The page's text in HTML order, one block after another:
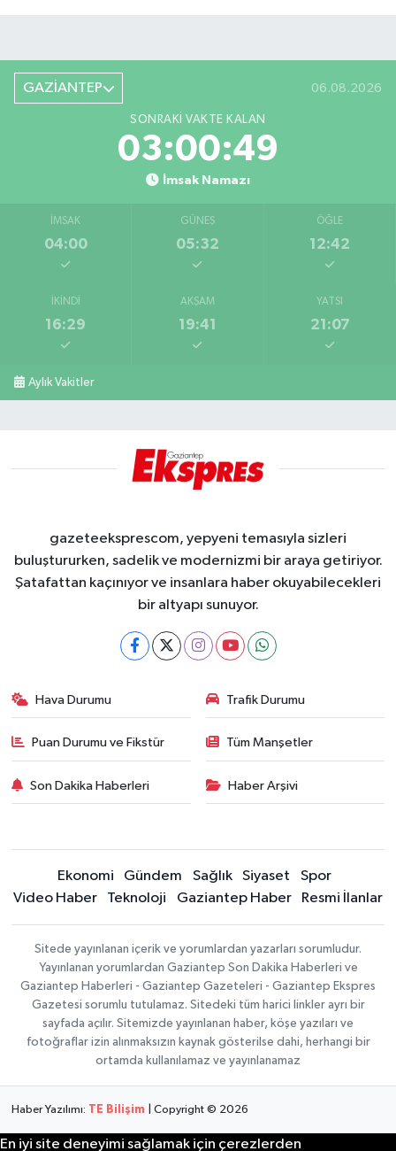
GAZİANTEP 06.08.2026
SONRAKI VAKTE KALAN
03:00:49
İmsak Namazı
İMSAK
04:00
GÜNEŞ
05:32
ÖĞLE
12:42
İKINDI
16:29
AKŞAM
19:41
YATSI
21:07
Aylık Vakitler
gazeteeksprescom, yepyeni temasıyla sizleri
buluştururken, sadelik ve modernizmi bir araya getiriyor.
Şatafattan kaçınıyor ve insanlara haber okuyabilecekleri
bir altyapı sunuyor.
Hava Durumu Trafik Durumu
Puan Durumu ve Fikstür Tüm Manşetler
Son Dakika Haberleri Haber Arşivi
Ekonomi Gündem Sağlık Siyaset
Spor
Video Haber
Teknoloji Gaziantep Haber Resmi İlanlar
Sitede yayınlanan içerik ve yorumlardan yazarları sorumludur.
Yayınlanan yorumlardan Gaziantep Son Dakika Haberleri ve
Gaziantep Haberleri - Gaziantep Gazeteleri - Gaziantep Ekspres
Gazetesi sorumlu tutulamaz. Sitedeki tüm harici linkler ayrı bir
sayfada açılır. Sitemizde yayınlanan haber, köşe yazıları ve
fotoğraflar izin alınmaksızın kaynak gösterilse dahi, herhangi bir
ortamda kullanılamaz ve yayınlanamaz
Haber Yazılımı: TE Bilişim | Copyright © 2026
En iyi site deneyimi sağlamak için çerezlerden